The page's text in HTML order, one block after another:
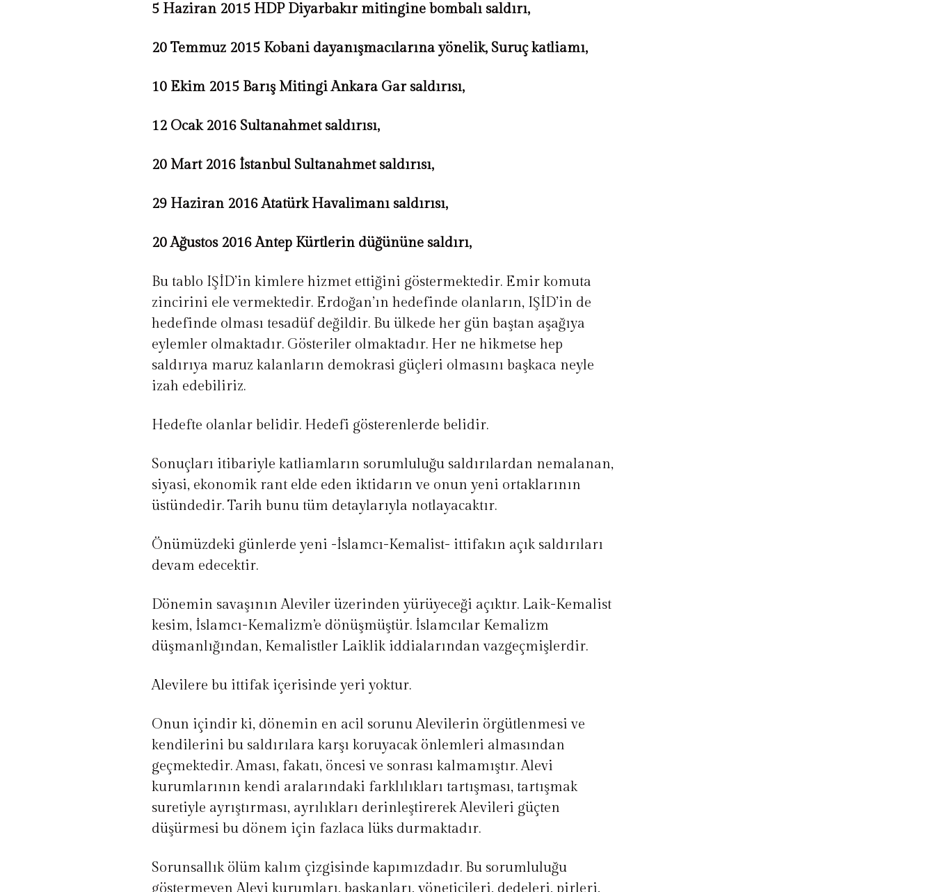
5 Haziran 2015 HDP Diyarbakır mitingine bombalı saldırı,
20 Temmuz 2015 Kobani dayanışmacılarına yönelik, Suruç katliamı,
10 Ekim 2015 Barış Mitingi Ankara Gar saldırısı,
12 Ocak 2016 Sultanahmet saldırısı,
20 Mart 2016 İstanbul Sultanahmet saldırısı,
29 Haziran 2016 Atatürk Havalimanı saldırısı,
20 Ağustos 2016 Antep Kürtlerin düğününe saldırı,
Bu tablo IŞİD’in kimlere hizmet ettiğini göstermektedir. Emir komuta
zincirini ele vermektedir. Erdoğan’ın hedefinde olanların, IŞİD’in de
hedefinde olması tesadüf değildir. Bu ülkede her gün baştan aşağıya
eylemler olmaktadır. Gösteriler olmaktadır. Her ne hikmetse hep
saldırıya maruz kalanların demokrasi güçleri olmasını başkaca neyle
izah edebiliriz.
Hedefte olanlar belidir. Hedefi gösterenlerde belidir.
Sonuçları itibariyle katliamların sorumluluğu saldırılardan nemalanan,
siyasi, ekonomik rant elde eden iktidarın ve onun yeni ortaklarının
üstündedir. Tarih bunu tüm detaylarıyla notlayacaktır.
Önümüzdeki günlerde yeni -İslamcı-Kemalist- ittifakın açık saldırıları
devam edecektir.
Dönemin savaşının Aleviler üzerinden yürüyeceği açıktır. Laik-Kemalist
kesim, İslamcı-Kemalizm’e dönüşmüştür. İslamcılar Kemalizm
düşmanlığından, Kemalistler Laiklik iddialarından vazgeçmişlerdir.
Alevilere bu ittifak içerisinde yeri yoktur.
Onun içindir ki, dönemin en acil sorunu Alevilerin örgütlenmesi ve
kendilerini bu saldırılara karşı koruyacak önlemleri almasından
geçmektedir. Aması, fakatı, öncesi ve sonrası kalmamıştır. Alevi
kurumlarının kendi aralarındaki farklılıkları tartışması, tartışmak
suretiyle ayrıştırması, ayrılıkları derinleştirerek Alevileri güçten
düşürmesi bu dönem için fazlaca lüks durmaktadır.
Sorunsallık ölüm kalım çizgisinde kapımızdadır. Bu sorumluluğu
göstermeyen Alevi kurumları, başkanları, yöneticileri, dedeleri, pirleri,